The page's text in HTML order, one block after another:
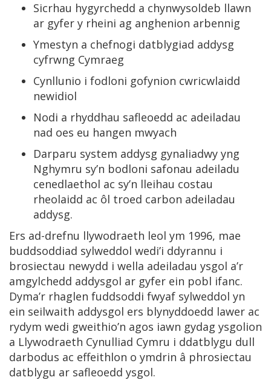
Sicrhau hygyrchedd a chynwysoldeb llawn
ar gyfer y rheini ag anghenion arbennig
Ymestyn a chefnogi datblygiad addysg
cyfrwng Cymraeg
Cynllunio i fodloni gofynion cwricwlaidd
newidiol
Nodi a rhyddhau safleoedd ac adeiladau
nad oes eu hangen mwyach
Darparu system addysg gynaliadwy yng
Nghymru sy’n bodloni safonau adeiladu
cenedlaethol ac sy’n lleihau costau
rheolaidd ac ôl troed carbon adeiladau
addysg.
Ers ad-drefnu llywodraeth leol ym 1996, mae
buddsoddiad sylweddol wedi’i ddyrannu i
brosiectau newydd i wella adeiladau ysgol a’r
amgylchedd addysgol ar gyfer ein pobl ifanc.
Dyma’r rhaglen fuddsoddi fwyaf sylweddol yn
ein seilwaith addysgol ers blynyddoedd lawer ac
rydym wedi gweithio’n agos iawn gydag ysgolion
a Llywodraeth Cynulliad Cymru i ddatblygu dull
darbodus ac effeithlon o ymdrin â phrosiectau
datblygu ar safleoedd ysgol.